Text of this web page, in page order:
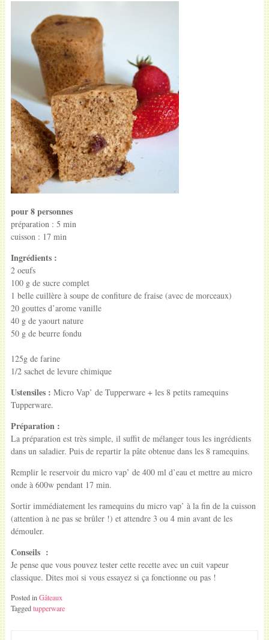
pour 8 personnes
préparation : 5 min
cuisson : 17 min
Ingrédients :
2 oeufs
100 g de sucre complet
1 belle cuillère à soupe de confiture de fraise (avec de morceaux)
20 gouttes d’arome vanille
40 g de yaourt nature
50 g de beurre fondu
125g de farine
1/2 sachet de levure chimique
Ustensiles : Micro Vap’ de Tupperware + les 8 petits ramequins
Tupperware.
Préparation :
La préparation est très simple, il suffit de mélanger tous les ingrédients
dans un saladier. Puis de repartir la pâte obtenue dans les 8 ramequins.
Remplir le reservoir du micro vap’ de 400 ml d’eau et mettre au micro
onde à 600w pendant 17 min.
Sortir immédiatement les ramequins du micro vap’ à la fin de la cuisson
(attention à ne pas se brûler !) et attendre 3 ou 4 min avant de les
démouler.
Conseils :
Je pense que vous pouvez tester cette recette avec un cuit vapeur
classique. Dites moi si vous essayez si ça fonctionne ou pas !
Posted inGâteaux
Taggedtupperware